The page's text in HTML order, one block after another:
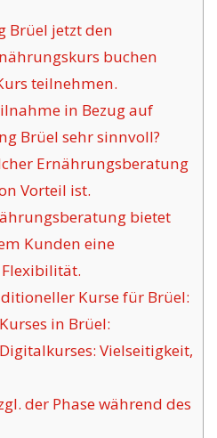
Brüel jetzt den
buchen
teilnehmen.
in Bezug auf
Brüel sehr sinnvoll?
Ernährungsberatung
Vorteil ist.
bietet
Kunden eine
Kurse für Brüel:
in Brüel:
Vielseitigkeit,
der Phase während des